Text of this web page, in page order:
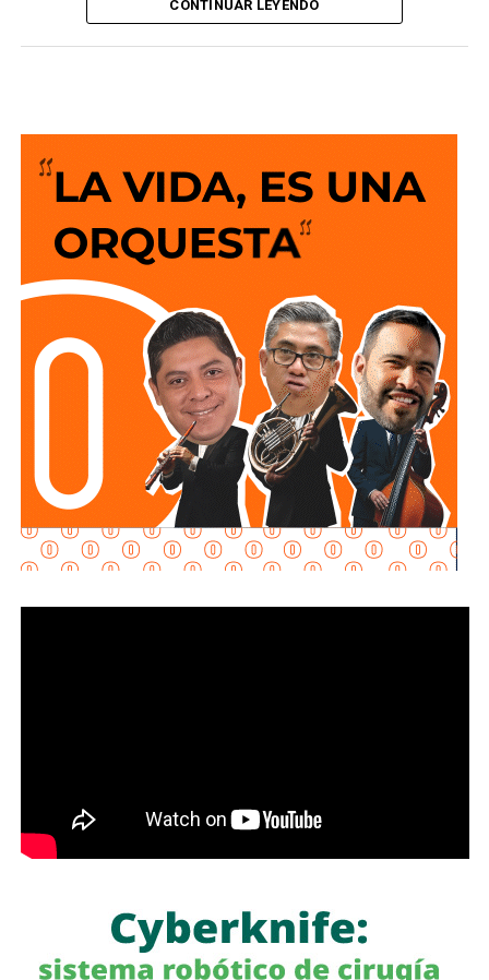
fortalecer la transparencia en todas las entidades del
Gobierno de México con el objetivo de garantizar el
Transparencia (PNT).
“En la ley actual está establecido que los servidores
públicos pueden determinar qué se hace público y qué no,
dependiendo de la seguridad nacional o del procedimiento
en el que está la información. Con este Decreto ya no lo
dejamos a criterio del servidor público, ya no lo dejamos a
criterio de un secretario, de otra secretaria, de un director
de un área de Pemex o de CFE, o de cualquier Secretaría”.
“Ya hay un lineamiento específico de realmente lo que
debe ser transparente y aquello que, por el procedimiento
administrativo judicial, no puede informarse dado que está
en un procedimiento y puede caerse el procedimiento
judicial o administrativo, o lo que realmente es de
seguridad nacional. Entonces, para ello en un mes se va a
fortalecer incluso más esta Plataforma de Transparencia.
Y cada mes se va a estar informando de los contratos
Señaló que la información de todas las actividades de
transparentarse, tal y como lo establece el artículo 6 de la
Constitución Política.
CONTINUAR LEYENDO